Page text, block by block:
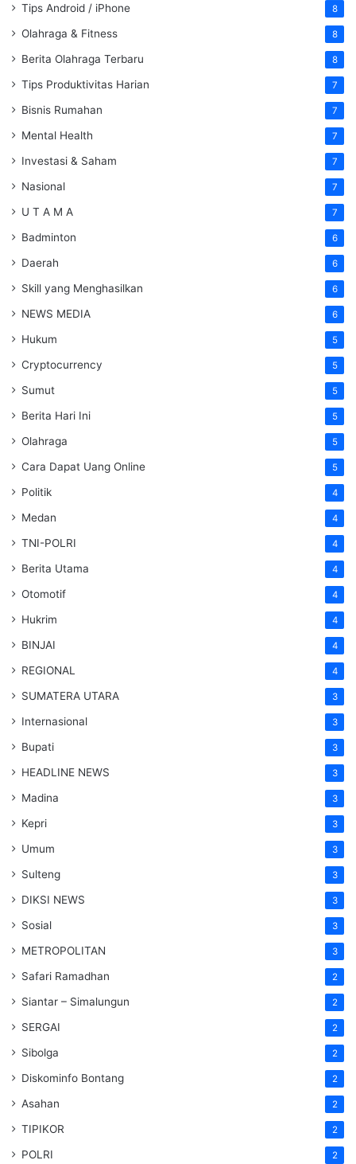
Tips Android / iPhone 8
Olahraga & Fitness 8
Berita Olahraga Terbaru 8
Tips Produktivitas Harian 7
Bisnis Rumahan 7
Mental Health 7
Investasi & Saham 7
Nasional 7
U T A M A 7
Badminton 6
Daerah 6
Skill yang Menghasilkan 6
NEWS MEDIA 6
Hukum 5
Cryptocurrency 5
Sumut 5
Berita Hari Ini 5
Olahraga 5
Cara Dapat Uang Online 5
Politik 4
Medan 4
TNI-POLRI 4
Berita Utama 4
Otomotif 4
Hukrim 4
BINJAI 4
REGIONAL 4
SUMATERA UTARA 3
Internasional 3
Bupati 3
HEADLINE NEWS 3
Madina 3
Kepri 3
Umum 3
Sulteng 3
DIKSI NEWS 3
Sosial 3
METROPOLITAN 3
Safari Ramadhan 2
Siantar – Simalungun 2
SERGAI 2
Sibolga 2
Diskominfo Bontang 2
Asahan 2
TIPIKOR 2
POLRI 2